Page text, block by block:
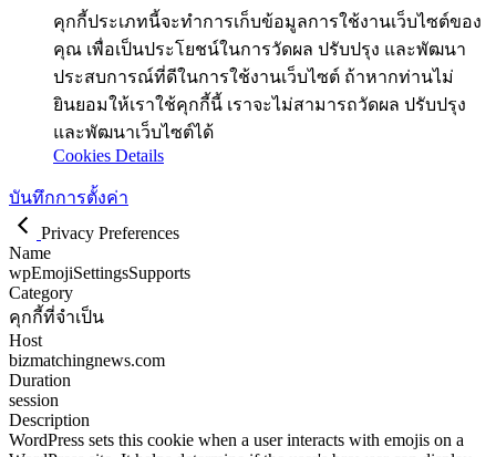
คุกกี้ประเภทนี้จะทำการเก็บข้อมูลการใช้งานเว็บไซต์ของ
คุณ เพื่อเป็นประโยชน์ในการวัดผล ปรับปรุง และพัฒนา
ประสบการณ์ที่ดีในการใช้งานเว็บไซต์ ถ้าหากท่านไม่
ยินยอมให้เราใช้คุกกี้นี้ เราจะไม่สามารถวัดผล ปรับปรุง
และพัฒนาเว็บไซต์ได้
Cookies Details
บันทึกการตั้งค่า
Privacy Preferences
Name
wpEmojiSettingsSupports
Category
คุกกี้ที่จำเป็น
Host
bizmatchingnews.com
Duration
session
Description
WordPress sets this cookie when a user interacts with emojis on a